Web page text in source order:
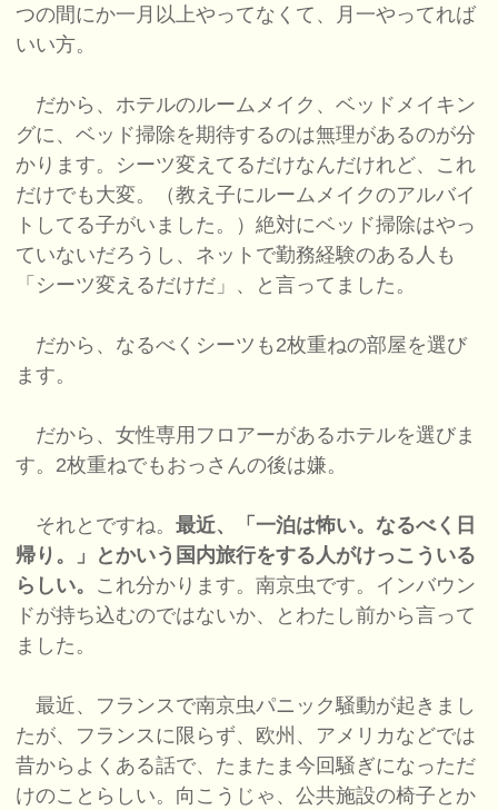
つの間にか一月以上やってなくて、月一やってれば
いい方。
だから、ホテルのルームメイク、ベッドメイキン
グに、ベッド掃除を期待するのは無理があるのが分
かります。シーツ変えてるだけなんだけれど、これ
だけでも大変。（教え子にルームメイクのアルバイ
トしてる子がいました。）絶対にベッド掃除はやっ
ていないだろうし、ネットで勤務経験のある人も
「シーツ変えるだけだ」、と言ってました。
だから、なるべくシーツも2枚重ねの部屋を選び
ます。
だから、女性専用フロアーがあるホテルを選びま
す。2枚重ねでもおっさんの後は嫌。
それとですね。最近、「一泊は怖い。なるべく日
帰り。」とかいう国内旅行をする人がけっこういる
らしい。 これ分かります。南京虫です。インバウン
ドが持ち込むのではないか、とわたし前から言って
ました。
最近、フランスで南京虫パニック騒動が起きまし
たが、フランスに限らず、欧州、アメリカなどでは
昔からよくある話で、たまたま今回騒ぎになっただ
けのことらしい。向こうじゃ、公共施設の椅子とか